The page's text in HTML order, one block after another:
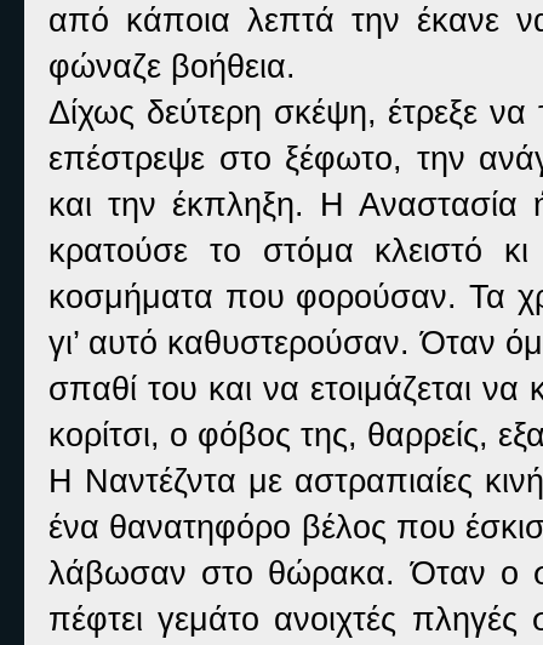
από κάποια λεπτά την έκανε
φώναζε βοήθεια.
Δίχως δεύτερη σκέψη, έτρεξε
επέστρεψε στο ξέφωτο, την
και την έκπληξη. Η
κρατούσε το στόμα κλειστό
κοσμήματα που φορούσαν. Τα
γι’ αυτό καθυστερούσαν. Όταν
σπαθί του και να ετοιμάζεται
κορίτσι, ο φόβος της, θαρρείς,
Η Ναντέζντα με αστραπιαίες
ένα θανατηφόρο βέλος που
λάβωσαν στο θώρακα. Όταν ο
πέφτει γεμάτο ανοιχτές